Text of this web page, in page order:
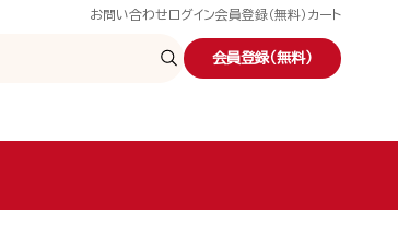
お問い合わせ ログイン会員登録（無料） カート
会員登録（無料）